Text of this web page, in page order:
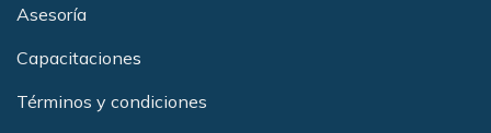
Asesoría
Capacitaciones
Términos y condiciones